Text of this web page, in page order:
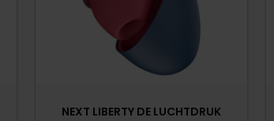
NEXT LIBERTY DE LUCHTDRUK